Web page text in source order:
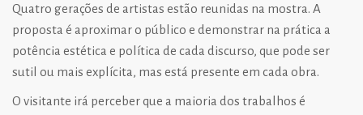
Quatro gerações de artistas estão reunidas na mostra. A
proposta é aproximar o público e demonstrar na prática a
potência estética e política de cada discurso, que pode ser
sutil ou mais explícita, mas está presente em cada obra.
O visitante irá perceber que a maioria dos trabalhos é